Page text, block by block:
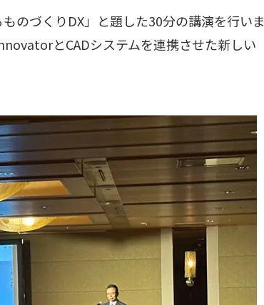
のづくりDX」と題した30分の講演を行いま
とCADシステムを連携させた新しい